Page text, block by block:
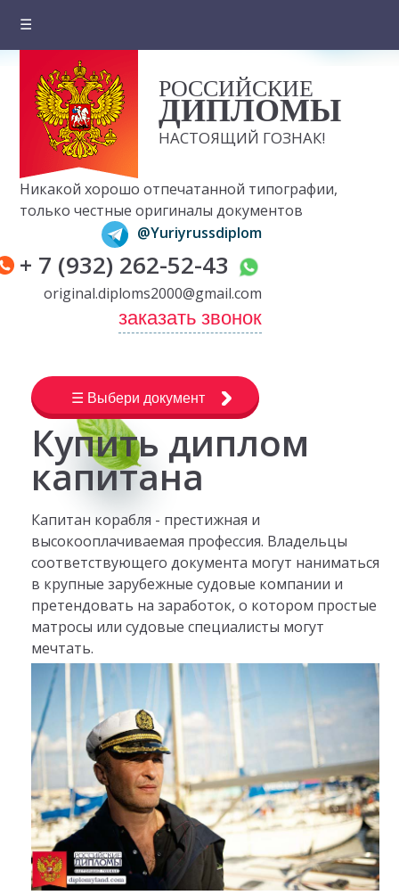
☰
О компании
Цены на документы
Вопросы и ответы
Отзывы клиентов
Оплата и доставка
Контакты
РОССИЙСКИЕ
ДИПЛОМЫ
НАСТОЯЩИЙ ГОЗНАК!
Никакой хорошо отпечатанной типографии,
только честные оригиналы документов
@Yuriyrussdiplom
+ 7 (932) 262-52-43
original.diploms2000@gmail.com
заказать звонок
☰ Выбери документ
Купить диплом
капитана
Капитан корабля - престижная и
высокооплачиваемая профессия. Владельцы
соответствующего документа могут наниматься
в крупные зарубежные судовые компании и
претендовать на заработок, о котором простые
матросы или судовые специалисты могут
мечтать.